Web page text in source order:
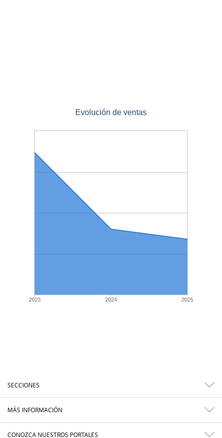
Evolución de ventas
2023 2024 2025
SECCIONES
MÁS INFORMACIÓN
CONOZCA NUESTROS PORTALES